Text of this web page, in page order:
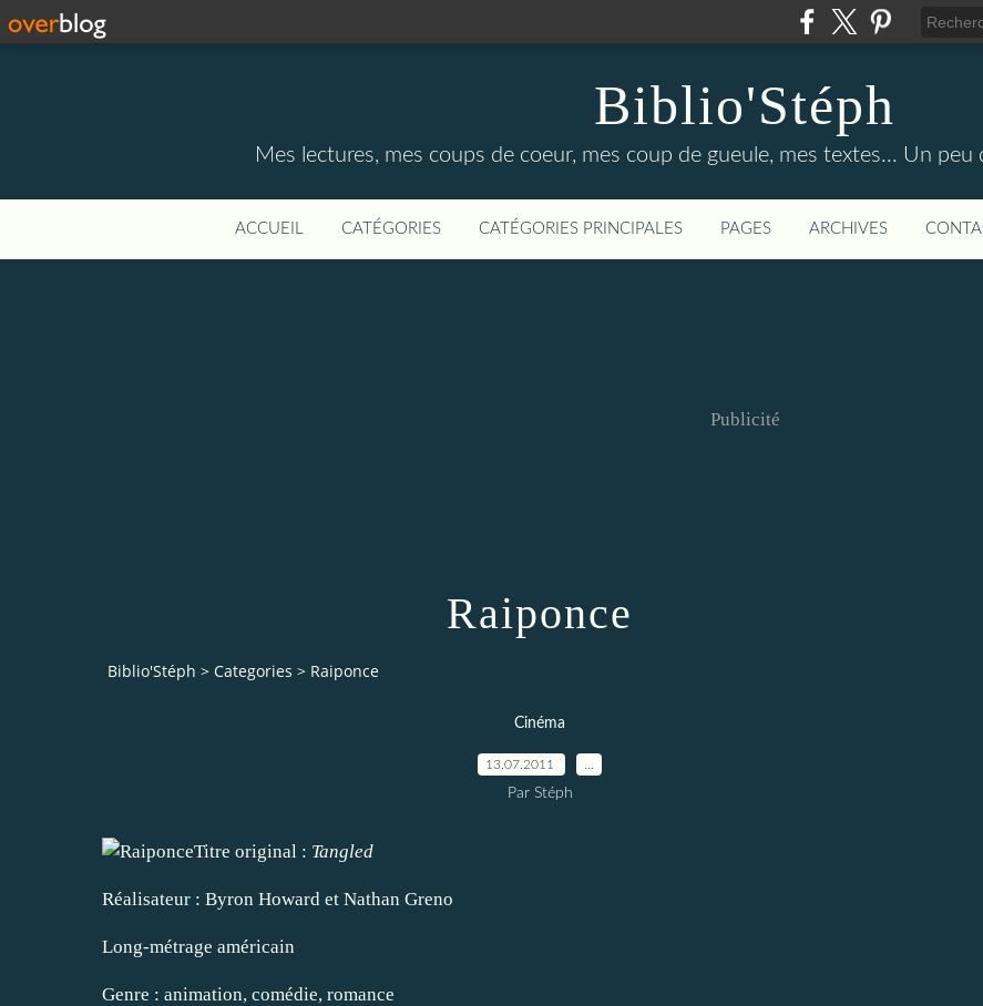
Biblio'Stéph
Mes lectures, mes coups de coeur, mes coup de gueule, mes textes... Un
ACCUEIL CATÉGORIES CATÉGORIES PRINCIPALES PAGES ARCHIVES
Publicité
Raiponce
Biblio'Stéph > Categories > Raiponce
Cinéma
13.07.2011
Par Stéph
Titre original : Tangled
Réalisateur : Byron Howard et Nathan Greno
Long-métrage américain
Genre : animation, comédie, romance